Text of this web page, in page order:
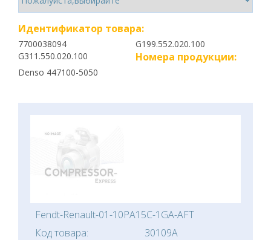
Идентификатор товара:
7700038094
G199.552.020.100
G311.550.020.100
Номера продукции:
Denso 447100-5050
Fendt-Renault-01-10PA15C-1GA-AFT
Код товара:
30109A